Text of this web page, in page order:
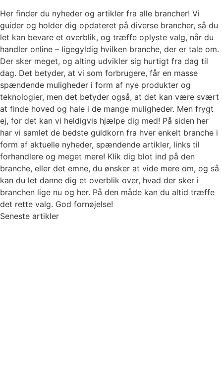
Her finder du nyheder og artikler fra alle brancher! Vi
guider og holder dig opdateret på diverse brancher, så du
let kan bevare et overblik, og træffe oplyste valg, når du
handler online – ligegyldig hvilken branche, der er tale om.
Der sker meget, og alting udvikler sig hurtigt fra dag til
dag. Det betyder, at vi som forbrugere, får en masse
spændende muligheder i form af nye produkter og
teknologier, men det betyder også, at det kan være svært
at finde hoved og hale i de mange muligheder. Men frygt
ej, for det kan vi heldigvis hjælpe dig med! På siden her
har vi samlet de bedste guldkorn fra hver enkelt branche i
form af aktuelle nyheder, spændende artikler, links til
forhandlere og meget mere! Klik dig blot ind på den
branche, eller det emne, du ønsker at vide mere om, og så
kan du let danne dig et overblik over, hvad der sker i
branchen lige nu og her. På den måde kan du altid træffe
det rette valg. God fornøjelse!
Seneste artikler